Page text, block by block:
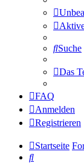
Suche
Das
FAQ
Anmelden
Registrieren
Startseite
Suche